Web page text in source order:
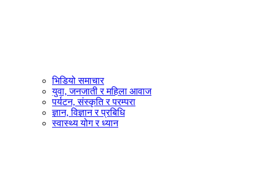
भिडियो समाचार
युवा, जनजाती र महिला आवाज
पर्यटन, संस्कृति र परम्परा
ज्ञान, विज्ञान र प्रबिधि
स्वास्थ्य योग र ध्यान